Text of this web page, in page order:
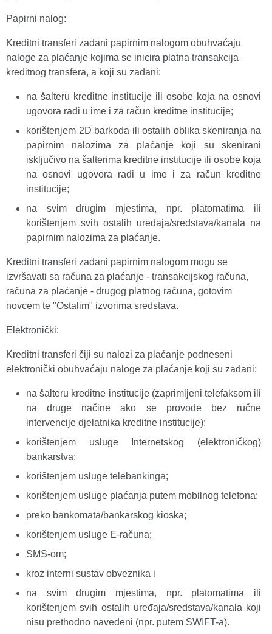
Papirni nalog:
Kreditni transferi zadani papirnim nalogom obuhvaćaju
naloge za plaćanje kojima se inicira platna transakcija
kreditnog transfera, a koji su zadani:
na šalteru kreditne institucije ili osobe koja na osnovi
ugovora radi u ime i za račun kreditne institucije;
korištenjem 2D barkoda ili ostalih oblika skeniranja na
papirnim nalozima za plaćanje koji su skenirani
isključivo na šalterima kreditne institucije ili osobe koja
na osnovi ugovora radi u ime i za račun kreditne
institucije;
na svim drugim mjestima, npr. platomatima ili
korištenjem svih ostalih uređaja/sredstava/kanala na
papirnim nalozima za plaćanje.
Kreditni transferi zadani papirnim nalogom mogu se
izvršavati sa računa za plaćanje - transakcijskog računa,
računa za plaćanje - drugog platnog računa, gotovim
novcem te "Ostalim" izvorima sredstava.
Elektronički:
Kreditni transferi čiji su nalozi za plaćanje podneseni
elektronički obuhvaćaju naloge za plaćanje koji su zadani:
na šalteru kreditne institucije (zaprimljeni telefaksom ili
na druge načine ako se provode bez ručne
intervencije djelatnika kreditne institucije);
korištenjem usluge Internetskog (elektroničkog)
bankarstva;
korištenjem usluge telebankinga;
korištenjem usluge plaćanja putem mobilnog telefona;
preko bankomata/bankarskog kioska;
korištenjem usluge E-računa;
SMS-om;
kroz interni sustav obveznika i
na svim drugim mjestima, npr. platomatima ili
korištenjem svih ostalih uređaja/sredstava/kanala koji
nisu prethodno navedeni (npr. putem SWIFT-a).